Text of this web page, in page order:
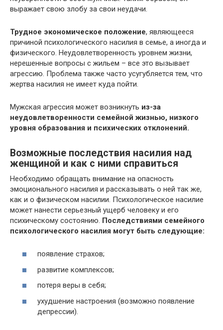
выражает свою злобу за свои неудачи.
Трудное экономическое положение, являющееся
причиной психологического насилия в семье, а иногда и
физического. Неудовлетворенность уровнем жизни,
нерешенные вопросы с жильем – все это вызывает
агрессию. Проблема также часто усугубляется тем, что
жертва насилия не имеет куда пойти.
Мужская агрессия может возникнуть из-за
неудовлетворенности семейной жизнью, низкого
уровня образования и психических отклонений.
Возможные последствия насилия над
женщиной и как с ними справиться
Необходимо обращать внимание на опасность
эмоционального насилия и рассказывать о ней так же,
как и о физическом насилии. Психологическое насилие
может нанести серьезный ущерб человеку и его
психическому состоянию. Последствиями семейного
психологического насилия могут быть следующие:
появление страхов;
развитие комплексов;
потеря веры в себя;
ухудшение настроения (возможно появление
депрессии).